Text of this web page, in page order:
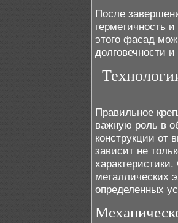
После
герметичность
этого фасад
долговечности
Правильное
важную роль в
конструкции от
зависит не
металлических
определенных